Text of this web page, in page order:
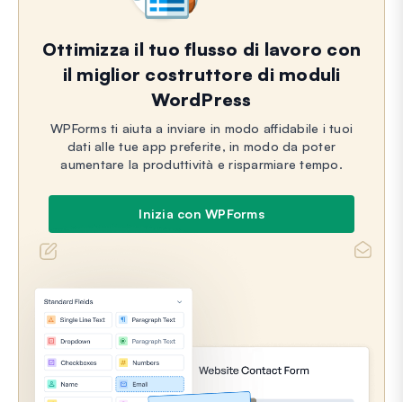
Ottimizza il tuo flusso di lavoro con
il miglior costruttore di moduli
WordPress
WPForms ti aiuta a inviare in modo affidabile i tuoi
dati alle tue app preferite, in modo da poter
aumentare la produttività e risparmiare tempo.
Inizia con WPForms